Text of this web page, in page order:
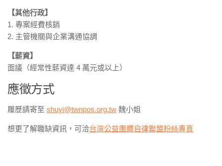
【其他行政】
1. 專案經費核銷
2. 主管機關與企業溝通協調
【薪資】
面議（經常性薪資達 4 萬元或以上）
應徵方式
履歷請寄至 shuyi@twnpos.org.tw 魏小姐
想更了解職缺資訊，可洽台灣公益團體自律聯盟粉絲專頁